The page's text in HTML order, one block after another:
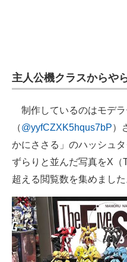
IT製品の技術・比較・事例
製造業のIT導入・活用を支援
モノづくり技術者専門サイト
エレクトロニクス専門サイト
電子設計の基本と応用
エネルギーの専門メディア
建設×テクノロジーの最前線
ちょっと気になるネットの話
主人公機クラスからや
制作しているのはモデラ
（@yyfCZXK5hqus7bP）
かにささる」のハッシュ
ずらりと並んだ写真をX（
超える閲覧数を集めました